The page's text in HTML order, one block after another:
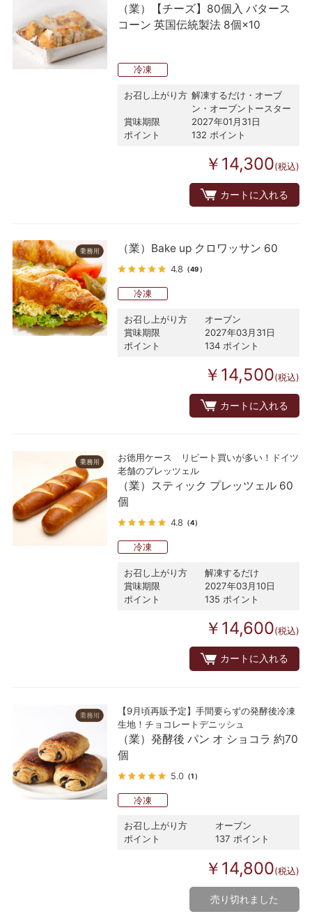
（業）【チーズ】80個入 バタース
コーン 英国伝統製法 8個×10
冷凍
お召し上がり方 解凍するだけ・オーブ
ン・オーブントースター
賞味期限
2027年01月31日
ポイント
132 ポイント
￥14,300(税込)
カートに入れる
（業）Bake up クロワッサン 60
4.8 （49）
冷凍
お召し上がり方
オーブン
賞味期限
2027年03月31日
ポイント
134 ポイント
￥14,500(税込)
カートに入れる
お徳用ケース リピート買いが多い！ドイツ
老舗のプレッツェル
（業）スティック プレッツェル 60
個
4.8 （4）
冷凍
お召し上がり方
解凍するだけ
賞味期限
2027年03月10日
ポイント
135 ポイント
￥14,600(税込)
カートに入れる
【9月頃再販予定】手間要らずの発酵後冷凍
生地！チョコレートデニッシュ
（業）発酵後 パン オ ショコラ 約70
個
5.0 （1）
冷凍
お召し上がり方
オーブン
ポイント
137 ポイント
￥14,800(税込)
売り切れました